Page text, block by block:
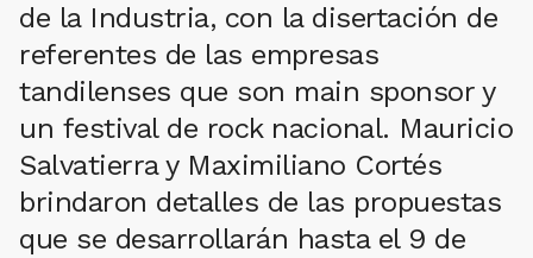
de la Industria, con la disertación de
referentes de las empresas
tandilenses que son main sponsor y
un festival de rock nacional. Mauricio
Salvatierra y Maximiliano Cortés
brindaron detalles de las propuestas
que se desarrollarán hasta el 9 de